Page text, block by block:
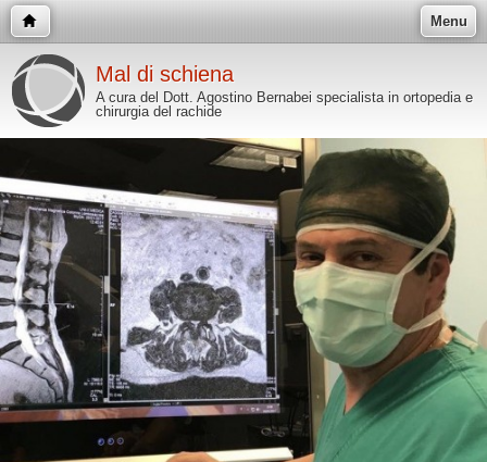
Menu
Mal di schiena
A cura del Dott. Agostino Bernabei specialista in ortopedia e
chirurgia del rachide